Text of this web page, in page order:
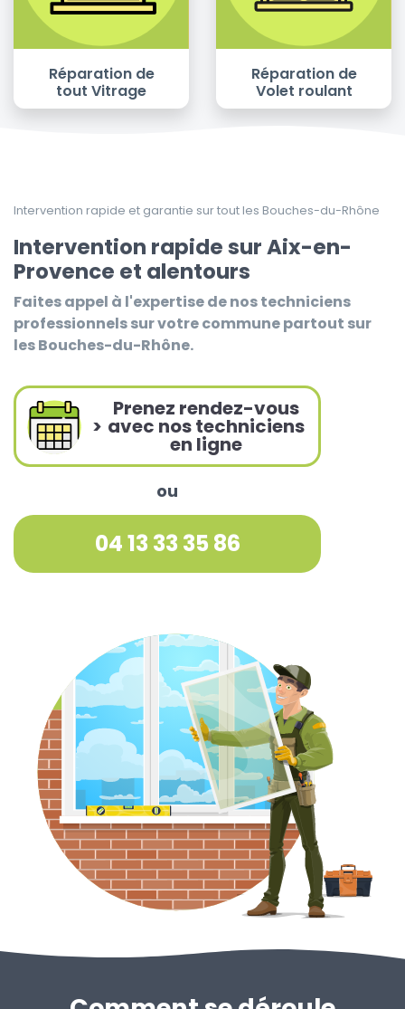
Réparation de
tout Vitrage
Réparation de
Volet roulant
Intervention rapide et garantie sur tout les Bouches-du-Rhône
Intervention rapide sur Aix-en-
Provence et alentours
Faites appel à l'expertise de nos techniciens
professionnels sur votre commune partout sur
les Bouches-du-Rhône.
>
Prenez rendez-vous
avec nos techniciens
en ligne
ou
04 13 33 35 86